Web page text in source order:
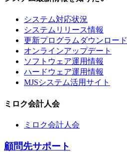
システム対応状況
システムリリース情報
更新プログラムダウンロード
オンラインアップデート
ソフトウェア運用情報
ハードウェア運用情報
MJSシステム活用サイト
ミロク会計人会
ミロク会計人会
顧問先サポート